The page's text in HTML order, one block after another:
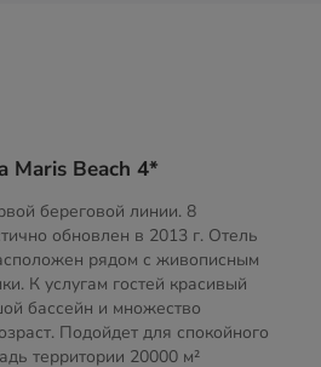
Maris Beach 4*
береговой линии. 8
обновлен в 2013 г. Отель
рядом с живописным
К услугам гостей красивый
бассейн и множество
Подойдет для спокойного
территории 20000 м²